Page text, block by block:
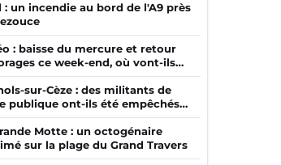
: un incendie au bord de l'A9 près
: baisse du mercure et retour
ce week-end, où vont-ils
?
sur-Cèze : des militants de
publique ont-ils été empêchés
par la mairie ?
Motte : un octogénaire
sur la plage du Grand Travers